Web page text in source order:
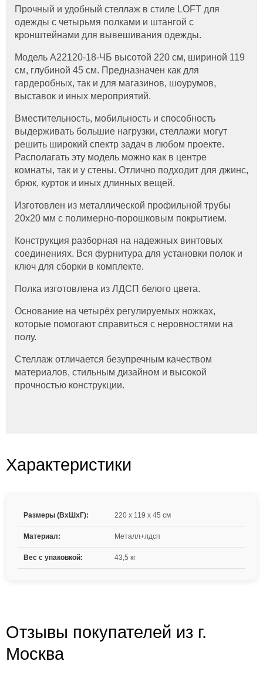
Прочный и удобный стеллаж в стиле LOFT для
одежды с четырьмя полками и штангой с
кронштейнами для вывешивания одежды.
Модель A22120-18-ЧБ высотой 220 см, шириной 119
см, глубиной 45 см. Предназначен как для
гардеробных, так и для магазинов, шоурумов,
выставок и иных мероприятий.
Вместительность, мобильность и способность
выдерживать большие нагрузки, стеллажи могут
решить широкий спектр задач в любом проекте.
Располагать эту модель можно как в центре
комнаты, так и у стены. Отлично подходит для джинс,
брюк, курток и иных длинных вещей.
Изготовлен из металлической профильной трубы
20х20 мм с полимерно-порошковым покрытием.
Конструкция разборная на надежных винтовых
соединениях. Вся фурнитура для установки полок и
ключ для сборки в комплекте.
Полка изготовлена из ЛДСП белого цвета.
Основание на четырёх регулируемых ножках,
которые помогают справиться с неровностями на
полу.
Стеллаж отличается безупречным качеством
материалов, стильным дизайном и высокой
прочностью конструкции.
Характеристики
Размеры (ВxШxГ): 220 x 119 x 45 см
Материал: Металл+лдсп
Вес с упаковкой: 43,5 кг
Отзывы покупателей из г.
Москва